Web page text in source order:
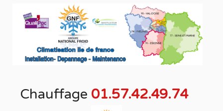
Chauffage 01.57.42.49.74